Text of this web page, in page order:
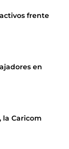
frente
en
Caricom